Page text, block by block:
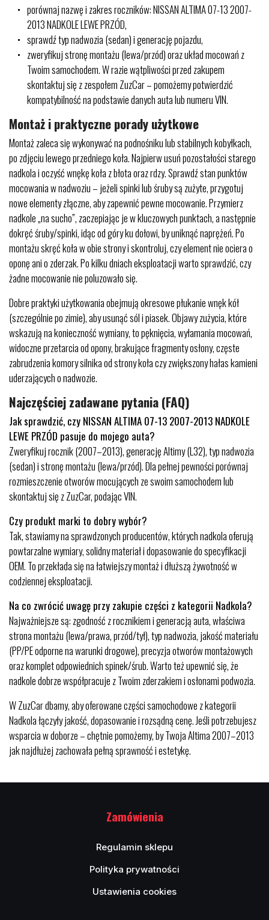
porównaj nazwę i zakres roczników: NISSAN ALTIMA 07-13 2007-
2013 NADKOLE LEWE PRZÓD,
sprawdź typ nadwozia (sedan) i generację pojazdu,
zweryfikuj stronę montażu (lewa/przód) oraz układ mocowań z
Twoim samochodem. W razie wątpliwości przed zakupem
skontaktuj się z zespołem ZuzCar – pomożemy potwierdzić
kompatybilność na podstawie danych auta lub numeru VIN.
Montaż i praktyczne porady użytkowe
Montaż zaleca się wykonywać na podnośniku lub stabilnych kobyłkach,
po zdjęciu lewego przedniego koła. Najpierw usuń pozostałości starego
nadkola i oczyść wnękę koła z błota oraz rdzy. Sprawdź stan punktów
mocowania w nadwoziu – jeżeli spinki lub śruby są zużyte, przygotuj
nowe elementy złączne, aby zapewnić pewne mocowanie. Przymierz
nadkole „na sucho”, zaczepiając je w kluczowych punktach, a następnie
dokręć śruby/spinki, idąc od góry ku dołowi, by uniknąć naprężeń. Po
montażu skręć koła w obie strony i skontroluj, czy element nie ociera o
oponę ani o zderzak. Po kilku dniach eksploatacji warto sprawdzić, czy
żadne mocowanie nie poluzowało się.
Dobre praktyki użytkowania obejmują okresowe płukanie wnęk kół
(szczególnie po zimie), aby usunąć sól i piasek. Objawy zużycia, które
wskazują na konieczność wymiany, to pęknięcia, wyłamania mocowań,
widoczne przetarcia od opony, brakujące fragmenty osłony, częste
zabrudzenia komory silnika od strony koła czy zwiększony hałas kamieni
uderzających o nadwozie.
Najczęściej zadawane pytania (FAQ)
Jak sprawdzić, czy NISSAN ALTIMA 07-13 2007-2013 NADKOLE
LEWE PRZÓD pasuje do mojego auta?
Zweryfikuj rocznik (2007–2013), generację Altimy (L32), typ nadwozia
(sedan) i stronę montażu (lewa/przód). Dla pełnej pewności porównaj
rozmieszczenie otworów mocujących ze swoim samochodem lub
skontaktuj się z ZuzCar, podając VIN.
Czy produkt marki to dobry wybór?
Tak, stawiamy na sprawdzonych producentów, których nadkola oferują
powtarzalne wymiary, solidny materiał i dopasowanie do specyfikacji
OEM. To przekłada się na łatwiejszy montaż i dłuższą żywotność w
codziennej eksploatacji.
Na co zwrócić uwagę przy zakupie części z kategorii Nadkola?
Najważniejsze są: zgodność z rocznikiem i generacją auta, właściwa
strona montażu (lewa/prawa, przód/tył), typ nadwozia, jakość materiału
(PP/PE odporne na warunki drogowe), precyzja otworów montażowych
oraz komplet odpowiednich spinek/śrub. Warto też upewnić się, że
nadkole dobrze współpracuje z Twoim zderzakiem i osłonami podwozia.
W ZuzCar dbamy, aby oferowane części samochodowe z kategorii
Nadkola łączyły jakość, dopasowanie i rozsądną cenę. Jeśli potrzebujesz
wsparcia w doborze – chętnie pomożemy, by Twoja Altima 2007–2013
jak najdłużej zachowała pełną sprawność i estetykę.
Zamówienia
Regulamin sklepu
Polityka prywatności
Ustawienia cookies